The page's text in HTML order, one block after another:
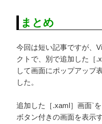
まとめ
今回は短い記事ですが、
クトで、別で追加した［
して画面にポップアップ
した。
追加した［.xaml］画面`
ボタン付きの画面を表示